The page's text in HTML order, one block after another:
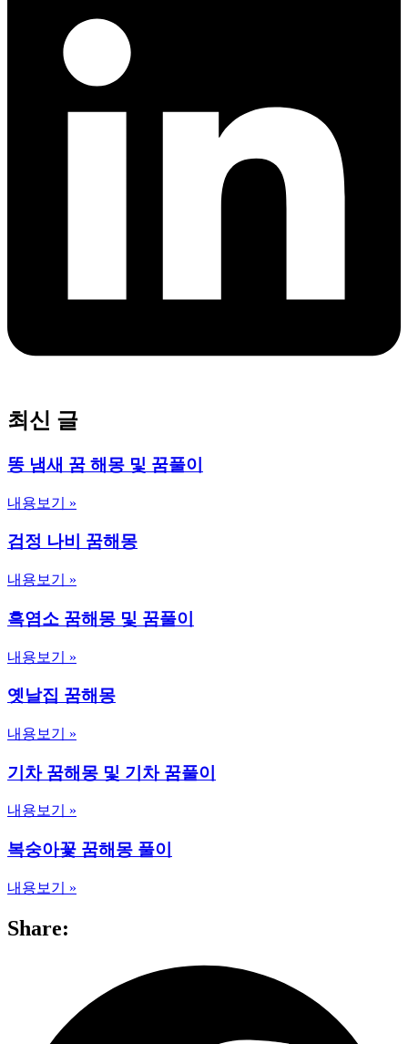
최신 글
똥 냄새 꿈 해몽 및 꿈풀이
내용보기 »
검정 나비 꿈해몽
내용보기 »
흑염소 꿈해몽 및 꿈풀이
내용보기 »
옛날집 꿈해몽
내용보기 »
기차 꿈해몽 및 기차 꿈풀이
내용보기 »
복숭아꽃 꿈해몽 풀이
내용보기 »
Share: